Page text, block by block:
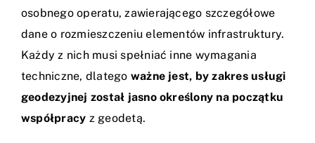
osobnego operatu, zawierającego szczegółowe
dane o rozmieszczeniu elementów infrastruktury.
Każdy z nich musi spełniać inne wymagania
techniczne, dlatego ważne jest, by zakres usługi
geodezyjnej został jasno określony na początku
współpracy z geodetą.